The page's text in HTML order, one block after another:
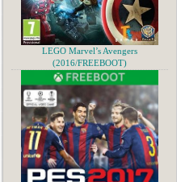
LEGO Marvel’s Avengers
(2016/FREEBOOT)